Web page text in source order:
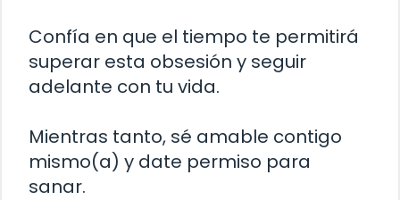
Confía en que el tiempo te permitirá
superar esta obsesión y seguir
adelante con tu vida.
Mientras tanto, sé amable contigo
mismo(a) y date permiso para
sanar.